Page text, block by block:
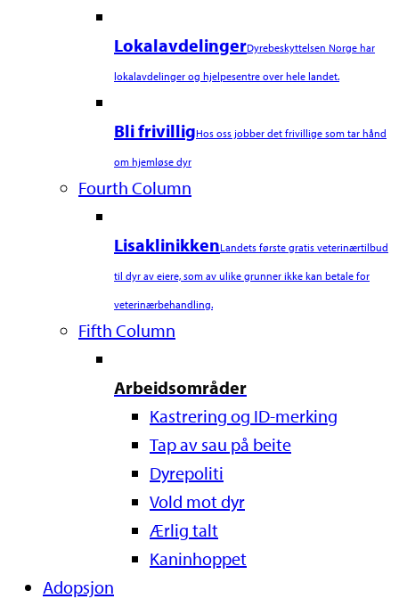
LokalavdelingerDyrebeskyttelsen Norge har
lokalavdelinger og hjelpesentre over hele landet.
Bli frivilligHos oss jobber det frivillige som tar hånd
om hjemløse dyr
Fourth Column
LisaklinikkenLandets første gratis veterinærtilbud
til dyr av eiere, som av ulike grunner ikke kan betale for
veterinærbehandling.
Fifth Column
Arbeidsområder
Kastrering og ID-merking
Tap av sau på beite
Dyrepoliti
Vold mot dyr
Ærlig talt
Kaninhoppet
Adopsjon